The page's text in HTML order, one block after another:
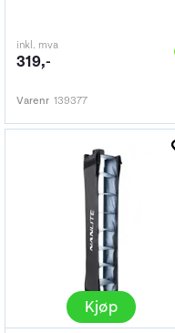
inkl. mva
319,-
Varenr 139377
Kjøp